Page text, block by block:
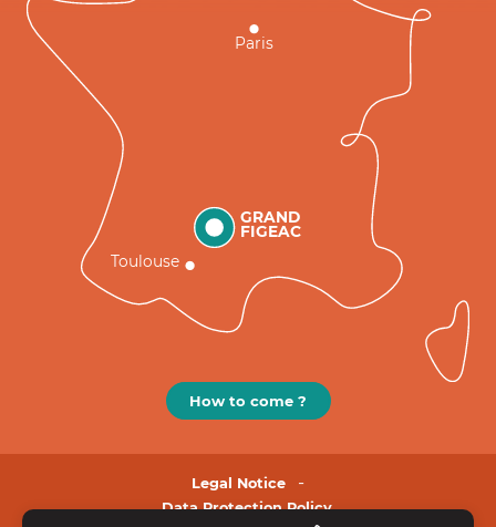
GRAND
FIGEAC
Toulouse
Paris
How to come ?
Legal Notice
Data Protection Policy.